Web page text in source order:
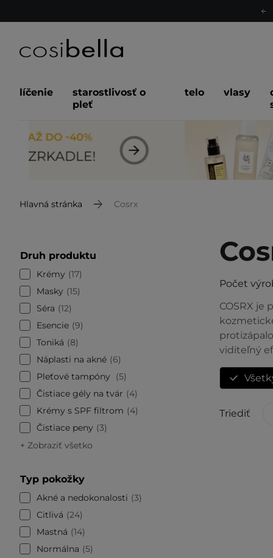
líčenie
starostlivosť o
pleť
telo vlasy
Hlavná stránka Cosrx
Druh produktu
Krémy
17
Masky
15
Séra
12
Esencie 9
Toniká
8
Náplasti na akné
6
Pleťové tampóny
5
Čistiace gély na tvár
4
Krémy s SPF filtrom
4
Čistiace peny
3
+ Zobraziť všetko
Typ pokožky
Akné a nedokonalosti
3
Citlivá
24
Mastná
14
Normálna
5
Počet
COSRX je
viditeľný
Triediť